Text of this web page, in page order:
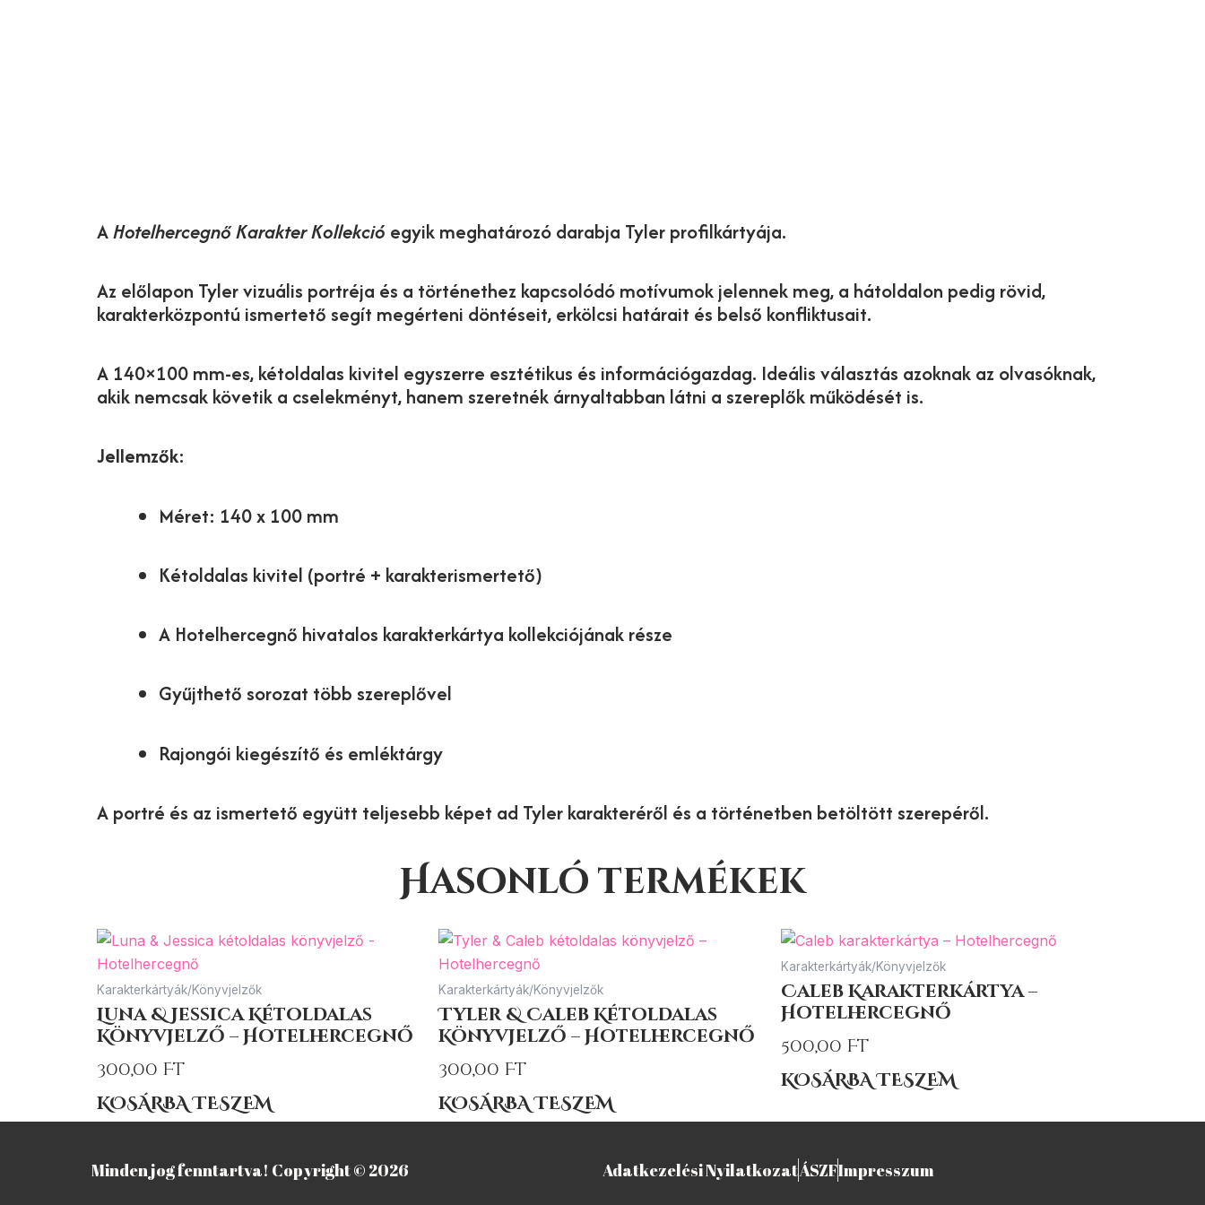
AHotelhercegnő Karakter Kollekció egyik meghatározó darabja Tyler profilkártyája.
Az előlapon Tyler vizuális portréja és a történethez kapcsolódó motívumok jelennek meg, a hátoldalon pedig rövid,
karakterközpontú ismertető segít megérteni döntéseit, erkölcsi határait és belső konfliktusait.
A 140×100 mm-es, kétoldalas kivitel egyszerre esztétikus és információgazdag. Ideális választás azoknak az olvasóknak,
akik nemcsak követik a cselekményt, hanem szeretnék árnyaltabban látni a szereplők működését is.
Jellemzők:
Méret: 140 x 100 mm
Kétoldalas kivitel (portré + karakterismertető)
A Hotelhercegnő hivatalos karakterkártya kollekciójának része
Gyűjthető sorozat több szereplővel
Rajongói kiegészítő és emléktárgy
A portré és az ismertető együtt teljesebb képet ad Tyler karakteréről és a történetben betöltött szerepéről.
Hasonló termékek
Karakterkártyák/Könyvjelzők
Luna & Jessica Kétoldalas
Könyvjelző – Hotelhercegnő
300,00 Ft
KOSÁRBA TESZEM
Karakterkártyák/Könyvjelzők
Tyler & Caleb Kétoldalas
Könyvjelző – Hotelhercegnő
300,00 Ft
KOSÁRBA TESZEM
Karakterkártyák/Könyvjelzők
Caleb Karakterkártya –
Hotelhercegnő
500,00 Ft
KOSÁRBA TESZEM
Minden jog fenntartva! Copyright © 2026 Adatkezelési NyilatkozatÁSZFImpresszum